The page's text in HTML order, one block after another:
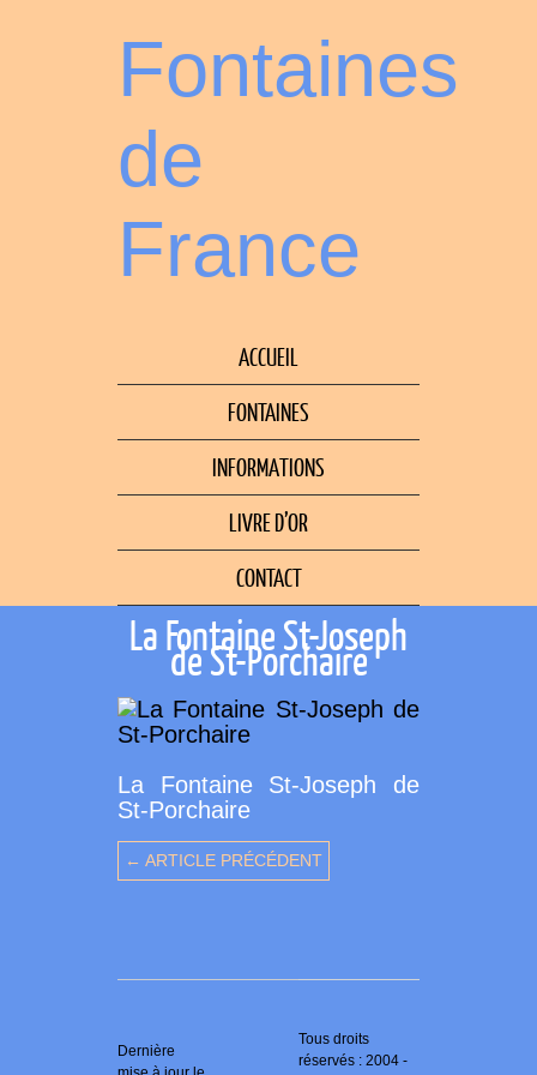
Fontaines
de
France
ACCUEIL
FONTAINES
INFORMATIONS
LIVRE D’OR
CONTACT
La Fontaine St-Joseph
de St-Porchaire
La Fontaine St-Joseph de
St-Porchaire
← ARTICLE PRÉCÉDENT
Dernière
Tous droits
réservés : 2004 -